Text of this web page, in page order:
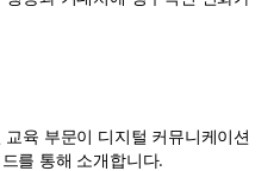
육 부문이 디지털 커뮤니케이션
를 통해 소개합니다.